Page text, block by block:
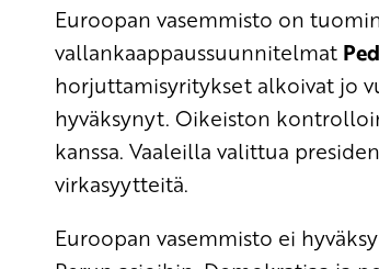
Euroopan vasemmisto on
vallankaappaussuunnitelmat
horjuttamisyritykset alkoivat jo
hyväksynyt. Oikeiston
kanssa. Vaaleilla valittua
virkasyytteitä.
Euroopan vasemmisto ei